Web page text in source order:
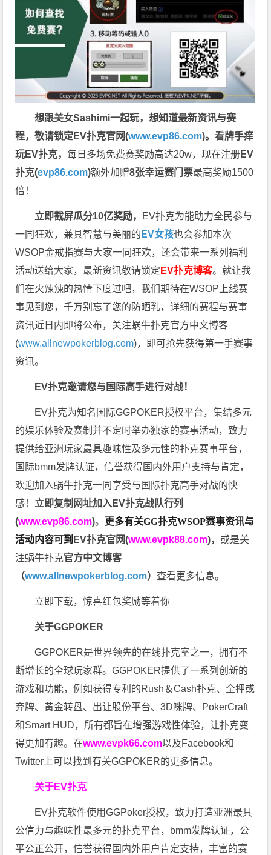
想跟美女Sashimi一起玩，想知道最新资讯与赛
程，敬请锁定EV扑克官网(www.evp86.com)。看牌手痒
玩EV扑克，每日多场免费赛奖励高达20w，现在注册EV
扑克(evp86.com)额外加赠8张幸运赛门票最高奖励1500
倍！
立即截屏瓜分10亿奖励， EV扑克为能助力全民参与
一同狂欢，兼具智慧与美丽的 EV女孩也会参加本次
WSOP金戒指赛与大家一同狂欢，还会带来一系列福利
活动送给大家，最新资讯敬请锁定 EV扑克博客。就让我
们在火辣辣的热情下度过吧，我们期待在WSOP上线赛
事见到您，千万别忘了您的防晒乳，详细的赛程与赛事
资讯近日内即将公布，关注蜗牛扑克官方中文博客
(www.allnewpokerblog.com)，即可抢先获得第一手赛事
资讯。
EV扑克邀请您与国际高手进行对战！
EV扑克为知名国际GGPOKER授权平台，集结多元
的娱乐体验及赛制并不定时举办独家的赛事活动，致力
提供给亚洲玩家最具趣味性及多元性的扑克赛事平台，
国际bmm发牌认证，信誉获得国内外用户支持与肯定，
欢迎加入蜗牛扑克一同享受与国际扑克高手对战的快
感！ 立即复制网址加入EV扑克战队行列
(www.evp86.com)。 更多有关GG扑克WSOP赛事资讯与
活动内容可到 EV扑克官网(www.evpk88.com)， 或是关
注蜗牛扑克官方中文博客
（www.allnewpokerblog.com）查看更多信息。
立即下载，惊喜红包奖励等着你
关于GGPOKER
GGPOKER是世界领先的在线扑克室之一，拥有不
断增长的全球玩家群。GGPOKER提供了一系列创新的
游戏和功能，例如获得专利的Rush＆Cash扑克、全押或
弃牌、黄金转盘、出让股份平台、3D咪牌、PokerCraft
和Smart HUD，所有都旨在增强游戏性体验，让扑克变
得更加有趣。在www.evpk66.com以及Facebook和
Twitter上可以找到有关GGPOKER的更多信息。
关于EV扑克
EV扑克软件使用GGPoker授权，致力打造亚洲最具
公信力与趣味性最多元的扑克平台，bmm发牌认证，公
平公正公开，信誉获得国内外用户肯定支持，丰富的赛